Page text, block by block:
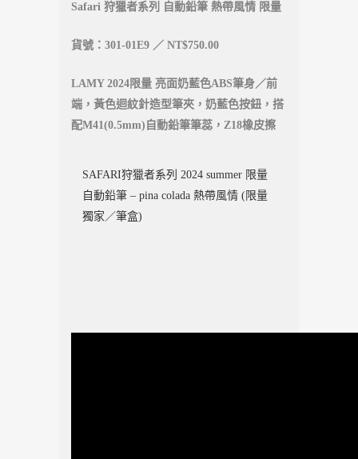
Safari 狩獵者系列 自動鉛筆 熱帶風情 限量
貨號：301-01E9 ／ NT$750.00
LAMY 2024限量 亮面奶藍色ABS筆身／前
端，黃色迴紋針造型筆夾，奶藍色按鈕，搭
配M41(0.5mm)自動鉛筆筆蕊，Z18橡皮擦
SAFARI狩獵者系列 2024 summer 限量
自動鉛筆 – pina colada 熱帶風情 (限量
獨家／筆盒)